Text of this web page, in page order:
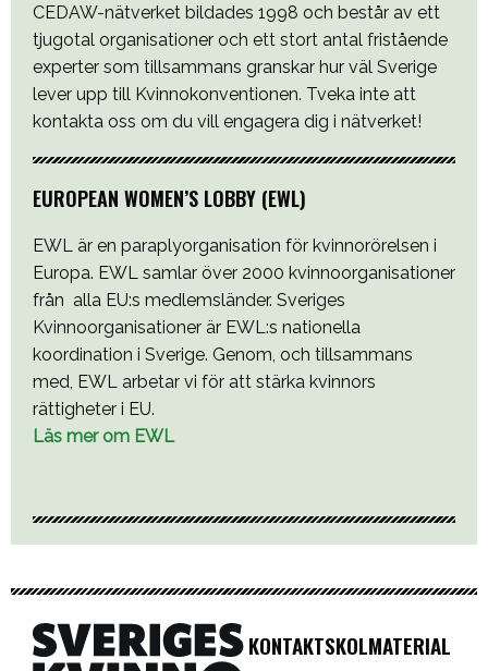
CEDAW-nätverket bildades 1998 och består av ett
tjugotal organisationer och ett stort antal fristående
experter som tillsammans granskar hur väl Sverige
lever upp till Kvinnokonventionen. Tveka inte att
kontakta oss om du vill engagera dig i nätverket!
EUROPEAN WOMEN’S LOBBY (EWL)
EWL är en paraplyorganisation för kvinnorörelsen i
Europa. EWL samlar över 2000 kvinnoorganisationer
från alla EU:s medlemsländer. Sveriges
Kvinnoorganisationer är EWL:s nationella
koordination i Sverige. Genom, och tillsammans
med, EWL arbetar vi för att stärka kvinnors
rättigheter i EU.
Läs mer om EWL
KONTAKTSKOLMATERIAL